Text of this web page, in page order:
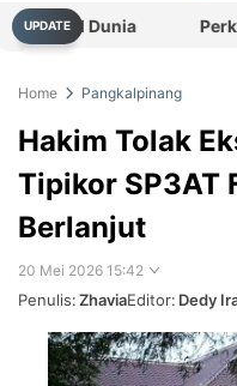
Timelines.id
Media Literasi,
UPDATEDunia
Home Pangkalpinang
Hakim Tolak
Tipikor SP3AT
Berlanjut
20 Mei 2026 15:42
Penulis:ZhaviaEditor: Dedy